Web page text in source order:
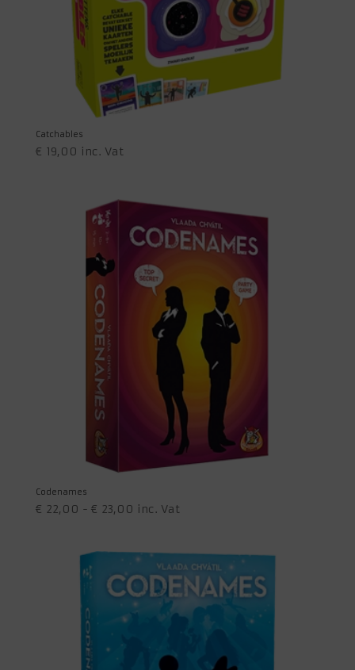
Catchables
€ 19,00 inc. Vat
Codenames
€ 22,00 - € 23,00 Prijsklasse:
€ 23,00
inc. Vat